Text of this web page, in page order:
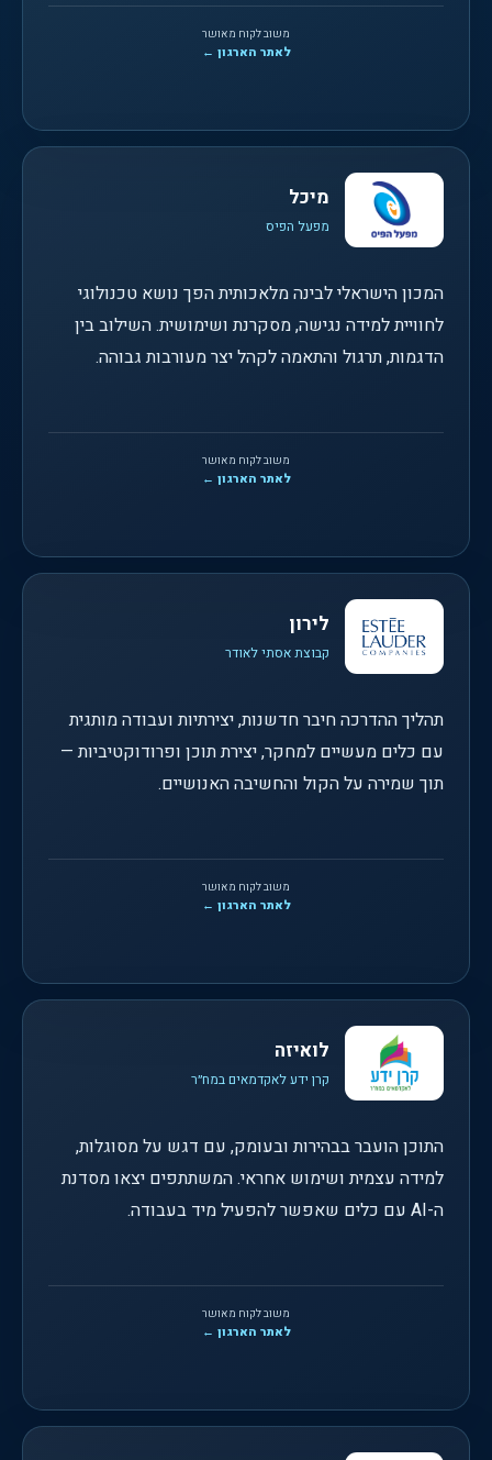
משוב לקוח מאושר
לאתר הארגון ←
מיכל
מפעל הפיס
המכון הישראלי לבינה מלאכותית הפך נושא טכנולוגי
לחוויית למידה נגישה, מסקרנת ושימושית. השילוב בין
הדגמות, תרגול והתאמה לקהל יצר מעורבות גבוהה.
משוב לקוח מאושר
לאתר הארגון ←
לירון
קבוצת אסתי לאודר
תהליך ההדרכה חיבר חדשנות, יצירתיות ועבודה מותגית
עם כלים מעשיים למחקר, יצירת תוכן ופרודוקטיביות —
תוך שמירה על הקול והחשיבה האנושיים.
משוב לקוח מאושר
לאתר הארגון ←
לואיזה
קרן ידע לאקדמאים במח״ר
התוכן הועבר בבהירות ובעומק, עם דגש על מסוגלות,
למידה עצמית ושימוש אחראי. המשתתפים יצאו מסדנת
ה-AI עם כלים שאפשר להפעיל מיד בעבודה.
משוב לקוח מאושר
לאתר הארגון ←